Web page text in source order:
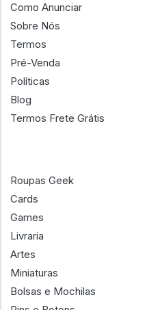
Como Anunciar
Sobre Nós
Termos
Pré-Venda
Políticas
Blog
Termos Frete Grátis
Roupas Geek
Cards
Games
Livraria
Artes
Miniaturas
Bolsas e Mochilas